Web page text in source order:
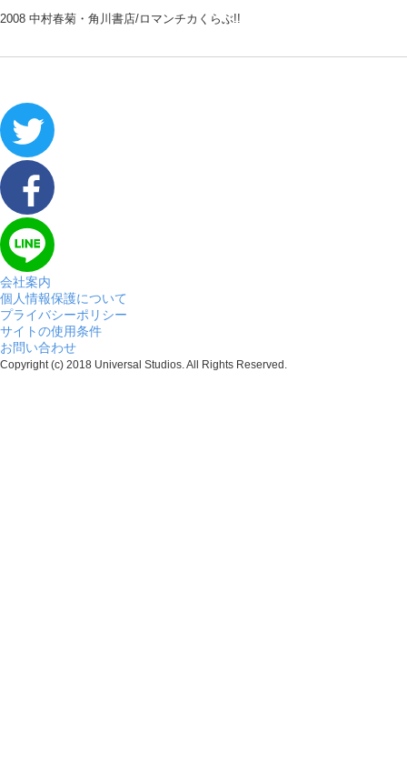
2008 中村春菊・角川書店/ロマンチカくらぶ!!
会社案内
個人情報保護について
プライバシーポリシー
サイトの使用条件
お問い合わせ
Copyright (c) 2018 Universal Studios. All Rights Reserved.